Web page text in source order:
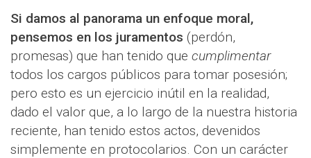
Si damos al panorama un enfoque moral,
pensemos en los juramentos (perdón,
promesas) que han tenido que cumplimentar
todos los cargos públicos para tomar posesión;
pero esto es un ejercicio inútil en la realidad,
dado el valor que, a lo largo de la nuestra historia
reciente, han tenido estos actos, devenidos
simplemente en protocolarios. Con un carácter